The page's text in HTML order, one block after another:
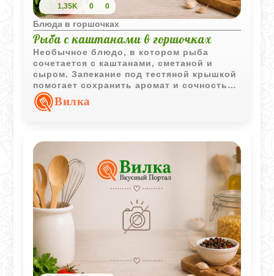
1,35K 0 0
Блюда в горшочках
Рыба с каштанами в горшочках
Необычное блюдо, в котором рыба
сочетается с каштанами, сметаной и
сыром. Запекание под тестяной крышкой
помогает сохранить аромат и сочность
всех ингредиентов.
Вилка